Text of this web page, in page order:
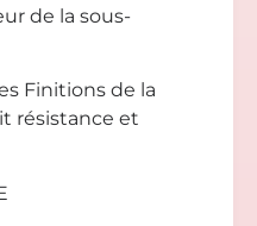
de la sous-
Finitions de la
résistance et